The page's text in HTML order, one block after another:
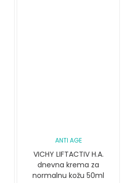
ANTI AGE
VICHY LIFTACTIV H.A.
dnevna krema za
normalnu kožu 50ml